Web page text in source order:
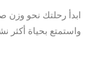
ابدأ رحلتك نحو وزن
واستمتع بحياة أكثر